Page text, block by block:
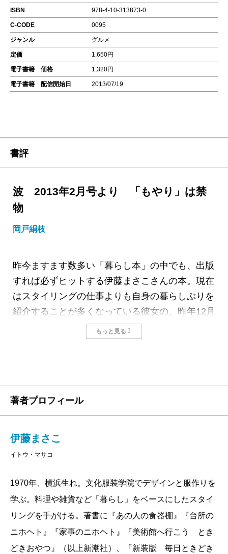
ISBN 978-4-10-313873-0
C-CODE 0095
ジャンル グルメ
定価 1,650円
電子書籍 価格 1,320円
電子書籍 配信開始日 2013/07/19
書評
波 2013年2月号より 「もやり」は禁
物
岡戸絹枝
昨今ますます数多い「暮らし本」の中でも、出版
すれば必ずヒットする伊藤まさこさんの本。現在
はスタイリングの仕事よりも自身の暮らしぶりを
紹介することが多くなっている彼女の、昨年12月
家事のニホヘト』、今年1月に出る
『台所のニホヘト』。どちらも丁寧にして簡潔、
る。家事も台所も「イロハ」の先の「ニホヘト」
の紹介だそうである。
伊藤まさこさんによると、日々の生活で最も避け
ねばならないのは「もやり」。「もやり」とは、
でいっぱいになったお財布の中、流しの洗いかご
の裏側……つまり、ふだん目が行き届かなかった
り、じつは分かっているんだけど見て見ぬふりし
て、やりすごしている場所、そこに澱んだ空気」
もっと見る
著者プロフィール
伊藤まさこ
イトウ・マサコ
1970年、横浜生れ。文化服装学院でデザインと服作りを
学ぶ。料理や雑貨など「暮らし」をベースにしたスタイ
リングを手がける。著書に『あの人の食器棚』『台所の
ニホヘト』『家事のニホヘト』『美術館へ行こう とき
どきおやつ』（以上新潮社）、『新装版 毎日ときどき